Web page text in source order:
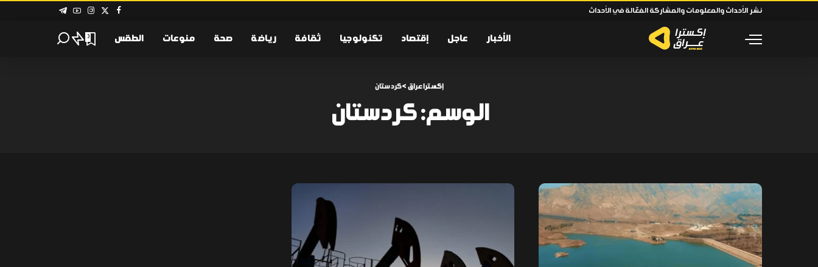
نشر الأحداث والمعلومات والمشاركة الفعّالة في الأحداث
الأخبار عاجل إقتصاد تكنولوجيا ثقافة رياضة صحة منوعات الطقس 0
إكسترا عراق >كردستان
الوسم:كردستان